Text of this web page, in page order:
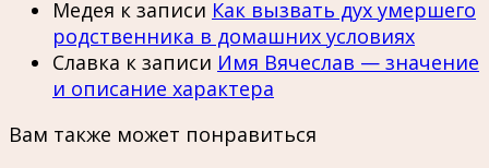
Медея к записи Как вызвать дух умершего
родственника в домашних условиях
Славка к записи Имя Вячеслав — значение
и описание характера
Вам также может понравиться